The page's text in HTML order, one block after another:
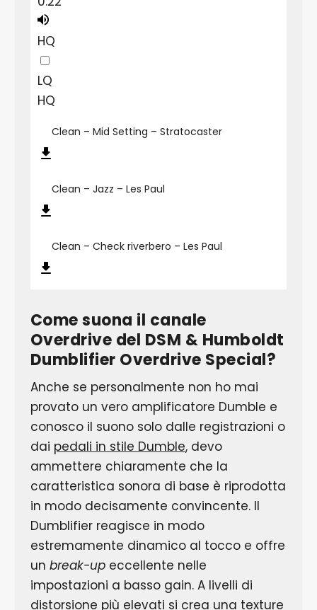
HQ
LQ
HQ
Clean – Mid Setting – Stratocaster
Clean – Jazz – Les Paul
Clean – Check riverbero – Les Paul
Come suona il canale
Overdrive del DSM & Humboldt
Dumblifier Overdrive Special?
Anche se personalmente non ho mai
provato un vero amplificatore Dumble e
conosco il suono solo dalle registrazioni o
dai pedali in stile Dumble, devo
ammettere chiaramente che la
caratteristica sonora di base è riprodotta
in modo decisamente convincente. Il
Dumblifier reagisce in modo
estremamente dinamico al tocco e offre
un break-up eccellente nelle
impostazioni a basso gain. A livelli di
distorsione più elevati si crea una texture